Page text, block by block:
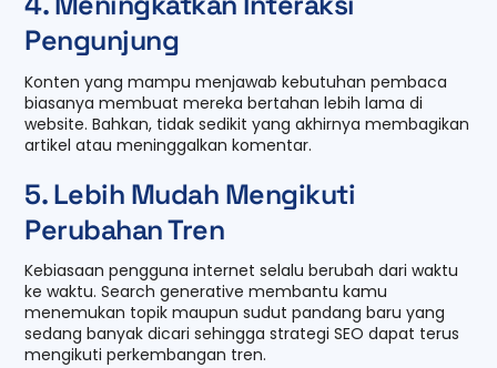
Pengunjung
Konten yang mampu menjawab kebutuhan pembaca
biasanya membuat mereka bertahan lebih lama di
website. Bahkan, tidak sedikit yang akhirnya membagikan
artikel atau meninggalkan komentar.
5. Lebih Mudah Mengikuti
Perubahan Tren
Kebiasaan pengguna internet selalu berubah dari waktu
ke waktu. Search generative membantu kamu
menemukan topik maupun sudut pandang baru yang
sedang banyak dicari sehingga strategi SEO dapat terus
mengikuti perkembangan tren.